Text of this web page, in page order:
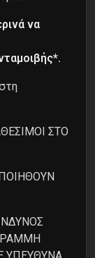
να
ΣΤΟ